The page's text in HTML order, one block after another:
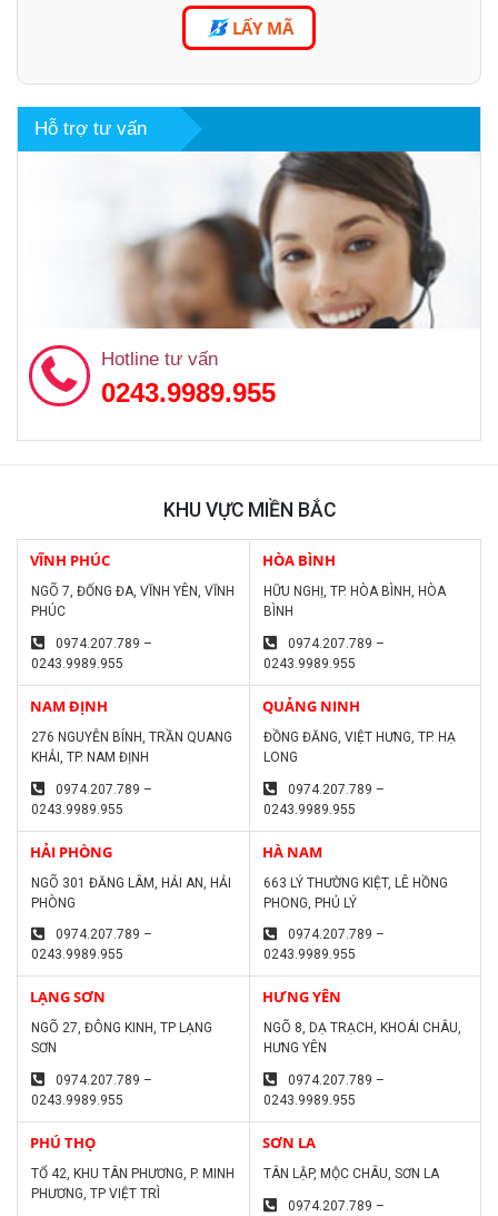
LẤY MÃ
Hỗ trợ tư vấn
Hotline tư vấn
0243.9989.955
KHU VỰC MIỀN BẮC
VĨNH PHÚC
NGÕ 7, ĐỐNG ĐA, VĨNH YÊN, VĨNH
PHÚC
0974.207.789 –
0243.9989.955
HÒA BÌNH
HỮU NGHỊ, TP. HÒA BÌNH, HÒA
BÌNH
0974.207.789 –
0243.9989.955
NAM ĐỊNH
276 NGUYỄN BÍNH, TRẦN QUANG
KHẢI, TP. NAM ĐỊNH
0974.207.789 –
0243.9989.955
QUẢNG NINH
ĐỒNG ĐĂNG, VIỆT HƯNG, TP. HẠ
LONG
0974.207.789 –
0243.9989.955
HẢI PHÒNG
NGÕ 301 ĐĂNG LÂM, HẢI AN, HẢI
PHÒNG
0974.207.789 –
0243.9989.955
HÀ NAM
663 LÝ THƯỜNG KIỆT, LÊ HỒNG
PHONG, PHỦ LÝ
0974.207.789 –
0243.9989.955
LẠNG SƠN
NGÕ 27, ĐÔNG KINH, TP LẠNG
SƠN
0974.207.789 –
0243.9989.955
HƯNG YÊN
NGÕ 8, DẠ TRẠCH, KHOÁI CHÂU,
HƯNG YÊN
0974.207.789 –
0243.9989.955
PHÚ THỌ
TỔ 42, KHU TÂN PHƯƠNG, P. MINH
PHƯƠNG, TP VIỆT TRÌ
SƠN LA
TÂN LẬP, MỘC CHÂU, SƠN LA
0974.207.789 –